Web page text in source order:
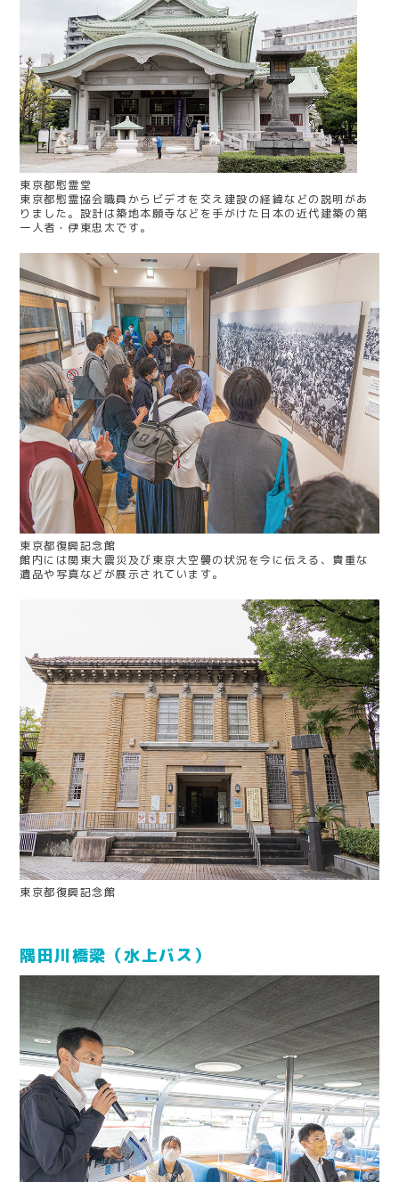
東京都慰霊堂
東京都慰霊協会職員からビデオを交え建設の経緯などの説明があ
りました。設計は築地本願寺などを手がけた日本の近代建築の第
一人者・伊東忠太です。
東京都復興記念館
館内には関東大震災及び東京大空襲の状況を今に伝える、貴重な
遺品や写真などが展示されています。
東京都復興記念館
隅田川橋梁（水上バス）